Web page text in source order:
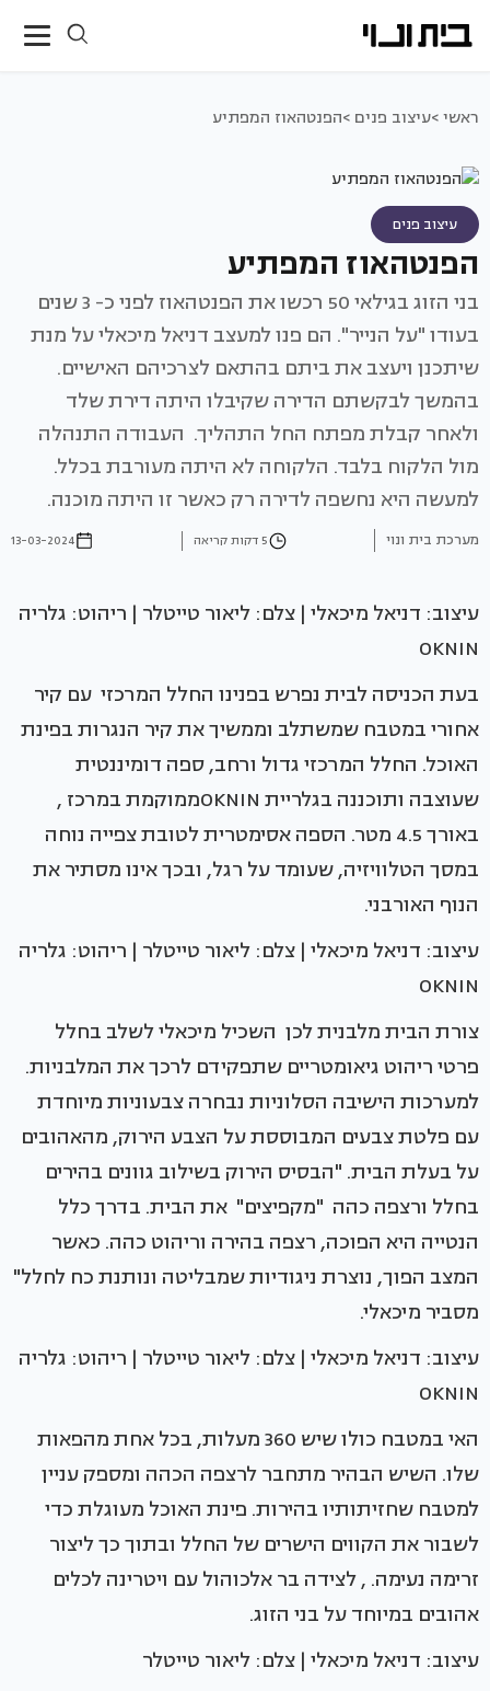
ראשי >עיצוב פנים >הפנטהאוז המפתיע
עיצוב פנים
הפנטהאוז המפתיע
בני הזוג בגילאי 50 רכשו את הפנטהאוז לפני כ- 3 שנים
בעודו "על הנייר". הם פנו למעצב דניאל מיכאלי על מנת
שיתכנן ויעצב את ביתם בהתאם לצרכיהם האישיים.
בהמשך לבקשתם הדירה שקיבלו היתה דירת שלד
ולאחר קבלת מפתח החל התהליך. העבודה התנהלה
מול הלקוח בלבד. הלקוחה לא היתה מעורבת בכלל.
למעשה היא נחשפה לדירה רק כאשר זו היתה מוכנה.
מערכת בית ונוי 5 דקות קריאה 13-03-2024
עיצוב: דניאל מיכאלי | צלם: ליאור טייטלר | ריהוט: גלריה
OKNIN
בעת הכניסה לבית נפרש בפנינו החלל המרכזי עם קיר
אחורי במטבח שמשתלב וממשיך את קיר הנגרות בפינת
האוכל. החלל המרכזי גדול ורחב, ספה דומיננטית
שעוצבה ותוכננה בגלריית OKNINממוקמת במרכז ,
באורך 4.5 מטר. הספה אסימטרית לטובת צפייה נוחה
במסך הטלוויזיה, שעומד על רגל, ובכך אינו מסתיר את
הנוף האורבני.
עיצוב: דניאל מיכאלי | צלם: ליאור טייטלר | ריהוט: גלריה
OKNIN
צורת הבית מלבנית לכן השכיל מיכאלי לשלב בחלל
פרטי ריהוט גיאומטריים שתפקידם לרכך את המלבניות.
למערכות הישיבה הסלוניות נבחרה צבעוניות מיוחדת
עם פלטת צבעים המבוססת על הצבע הירוק, מהאהובים
על בעלת הבית. "הבסיס הירוק בשילוב גוונים בהירים
בחלל ורצפה כהה "מקפיצים" את הבית. בדרך כלל
הנטייה היא הפוכה, רצפה בהירה וריהוט כהה. כאשר
המצב הפוך, נוצרת ניגודיות שמבליטה ונותנת כח לחלל"
מסביר מיכאלי.
עיצוב: דניאל מיכאלי | צלם: ליאור טייטלר | ריהוט: גלריה
OKNIN
האי במטבח כולו שיש 360 מעלות, בכל אחת מהפאות
שלו. השיש הבהיר מתחבר לרצפה הכהה ומספק עניין
למטבח שחזיתותיו בהירות. פינת האוכל מעוגלת כדי
לשבור את הקווים הישרים של החלל ובתוך כך ליצור
זרימה נעימה. , לצידה בר אלכוהול עם ויטרינה לכלים
אהובים במיוחד על בני הזוג.
עיצוב: דניאל מיכאלי | צלם: ליאור טייטלר